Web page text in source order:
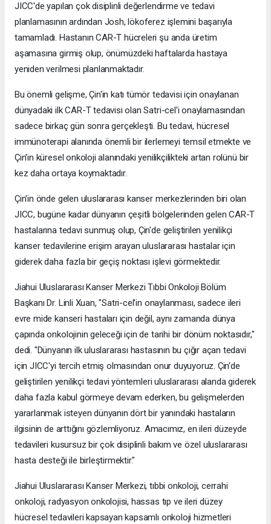
JICC'de yapılan çok disiplinli değerlendirme ve tedavi
planlamasının ardından Josh, lökoferez işlemini başarıyla
tamamladı. Hastanın CAR-T hücreleri şu anda üretim
aşamasına girmiş olup, önümüzdeki haftalarda hastaya
yeniden verilmesi planlanmaktadır.
Bu önemli gelişme, Çin'in katı tümör tedavisi için onaylanan
dünyadaki ilk CAR-T tedavisi olan Satri-cel'i onaylamasından
sadece birkaç gün sonra gerçekleşti. Bu tedavi, hücresel
immünoterapi alanında önemli bir ilerlemeyi temsil etmekte ve
Çin'in küresel onkoloji alanındaki yenilikçilikteki artan rolünü bir
kez daha ortaya koymaktadır.
Çin'in önde gelen uluslararası kanser merkezlerinden biri olan
JICC, bugüne kadar dünyanın çeşitli bölgelerinden gelen CAR-T
hastalarına tedavi sunmuş olup, Çin'de geliştirilen yenilikçi
kanser tedavilerine erişim arayan uluslararası hastalar için
giderek daha fazla bir geçiş noktası işlevi görmektedir.
Jiahui Uluslararası Kanser Merkezi Tıbbi Onkoloji Bölüm
Başkanı Dr. Linli Xuan, "Satri-cel'in onaylanması, sadece ileri
evre mide kanseri hastaları için değil, aynı zamanda dünya
çapında onkolojinin geleceği için de tarihi bir dönüm noktasıdır,"
dedi. "Dünyanın ilk uluslararası hastasının bu çığır açan tedavi
için JICC'yi tercih etmiş olmasından onur duyuyoruz. Çin'de
geliştirilen yenilikçi tedavi yöntemleri uluslararası alanda giderek
daha fazla kabul görmeye devam ederken, bu gelişmelerden
yararlanmak isteyen dünyanın dört bir yanındaki hastaların
ilgisinin de arttığını gözlemliyoruz. Amacımız, en ileri düzeyde
tedavileri kusursuz bir çok disiplinli bakım ve özel uluslararası
hasta desteği ile birleştirmektir."
Jiahui Uluslararası Kanser Merkezi, tıbbi onkoloji, cerrahi
onkoloji, radyasyon onkolojisi, hassas tıp ve ileri düzey
hücresel tedavileri kapsayan kapsamlı onkoloji hizmetleri